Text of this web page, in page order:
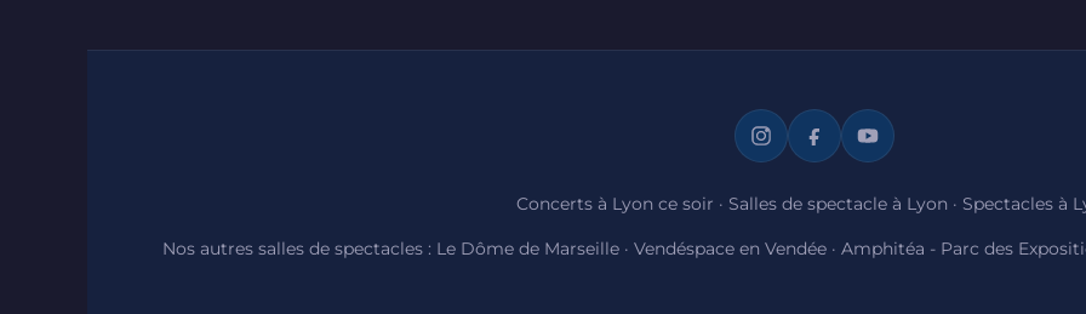
Concerts à Lyon ce soir · Salles de spectacle à Lyon · Spectacles à
Nos autres salles de spectacles : Le Dôme de Marseille · Vendéspace en Vendée · Amphitéa - Parc des